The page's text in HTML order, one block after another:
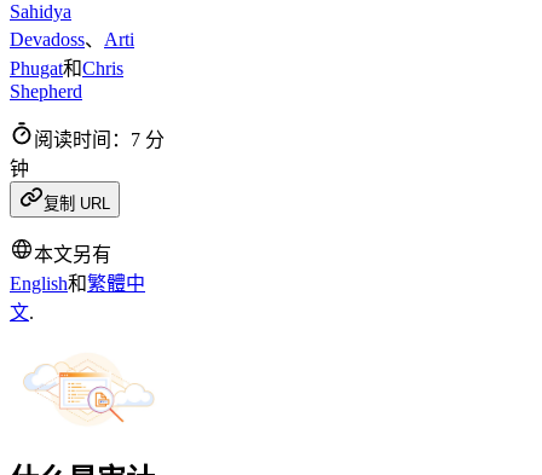
Sahidya
Devadoss、 Arti
Phugat和Chris
Shepherd
阅读时间：7 分
钟
复制 URL
本文另有
English和繁體中
文.